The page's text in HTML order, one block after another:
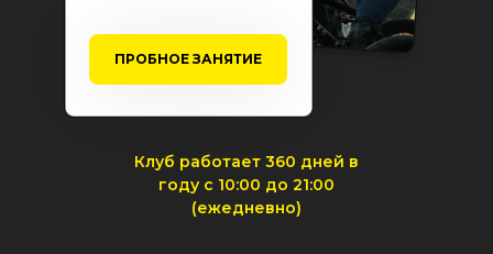
ПРОБНОЕ ЗАНЯТИЕ
Клуб работает 360 дней в
году с 10:00 до 21:00
(ежедневно)